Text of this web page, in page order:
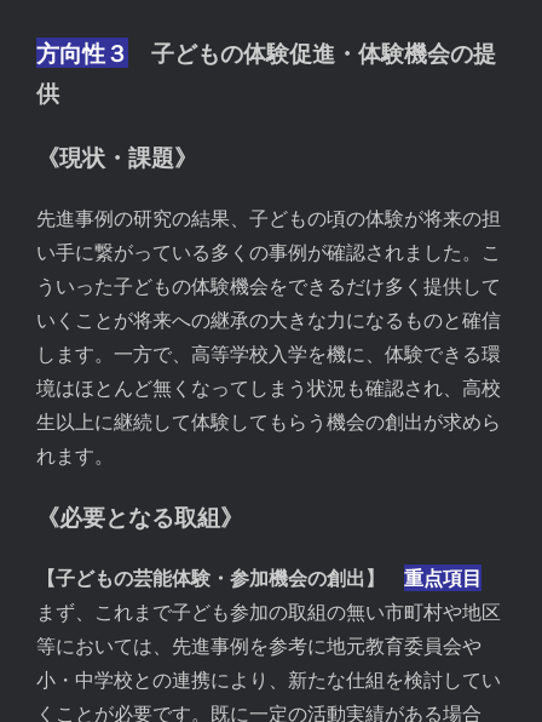
方向性３
子どもの体験促進・体験機会の提
供
《現状・課題》
先進事例の研究の結果、子どもの頃の体験が将来の担
い手に繋がっている多くの事例が確認されました。こ
ういった子どもの体験機会をできるだけ多く提供して
いくことが将来への継承の大きな力になるものと確信
します。一方で、高等学校入学を機に、体験できる環
境はほとんど無くなってしまう状況も確認され、高校
生以上に継続して体験してもらう機会の創出が求めら
れます。
《必要となる取組》
【子どもの芸能体験・参加機会の創出】 重点項目
まず、これまで子ども参加の取組の無い市町村や地区
等においては、先進事例を参考に地元教育委員会や
小・中学校との連携により、新たな仕組を検討してい
くことが必要です。既に一定の活動実績がある場合